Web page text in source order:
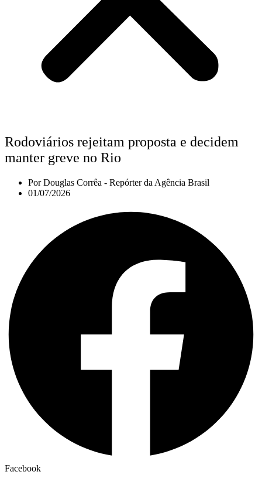
Rodoviários rejeitam proposta e decidem
manter greve no Rio
PorDouglas Corrêa - Repórter da Agência Brasil
01/07/2026
Facebook